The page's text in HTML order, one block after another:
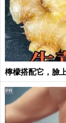
檸檬搭配它，臉
PR